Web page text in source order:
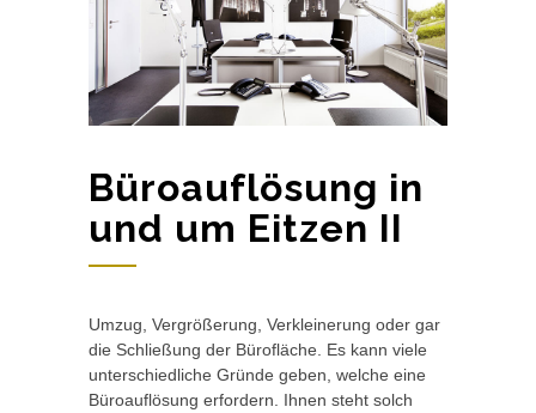
Büroauflösung in
und um Eitzen II
Umzug, Vergrößerung, Verkleinerung oder gar
die Schließung der Bürofläche. Es kann viele
unterschiedliche Gründe geben, welche eine
Büroauflösung erfordern. Ihnen steht solch